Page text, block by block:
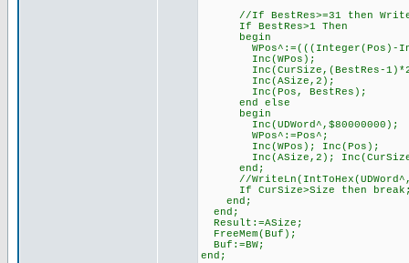
//If BestRes>=31 then
If BestRes>1 Then
begin
WPos^:=(((Integer(Pos)-
Inc(WPos);
Inc(CurSize,(BestRes-
Inc(ASize,2);
Inc(Pos, BestRes);
end else
begin
Inc(UDWord^,$80000000);
WPos^:=Pos^;
Inc(WPos); Inc(Pos);
Inc(ASize,2);
end;
//
If CurSize>Size then
end;
end;
Result:=ASize;
FreeMem(Buf);
Buf:=BW;
end;